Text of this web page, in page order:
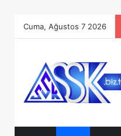
Cuma, Ağustos 7 2026